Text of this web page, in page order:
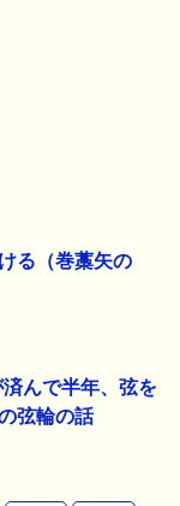
る（巻藁矢の
んで半年、弦を
弦輪の話